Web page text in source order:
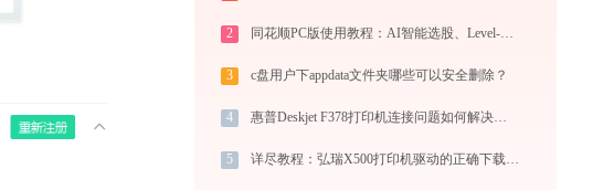
2 同花顺PC版使用教程：AI智能选股、Level-2行情与极速交易一站式炒股指南
3 c盘用户下appdata文件夹哪些可以安全删除？
4 惠普Deskjet F378打印机连接问题如何解决？-金山毒霸
5 详尽教程：弘瑞X500打印机驱动的正确下载与安装方式